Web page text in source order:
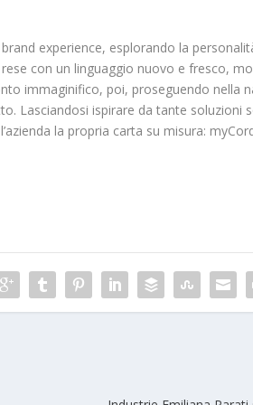
experience, esplorando la
con un linguaggio nuovo e fresco,
immaginifico, poi, proseguendo nella
Lasciandosi ispirare da tante soluzioni
la propria carta su misura: